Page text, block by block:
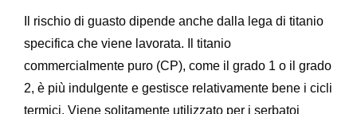
Il rischio di guasto dipende anche dalla lega di titanio
specifica che viene lavorata. Il titanio
commercialmente puro (CP), come il grado 1 o il grado
2, è più indulgente e gestisce relativamente bene i cicli
termici. Viene solitamente utilizzato per i serbatoi